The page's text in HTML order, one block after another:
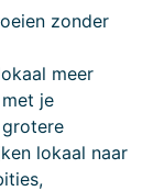
zonder
meer
je
lokaal naar